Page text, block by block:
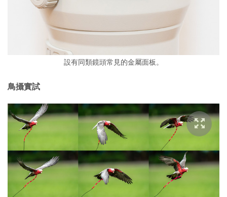
設有同類鏡頭常見的金屬面板。
鳥攝實試